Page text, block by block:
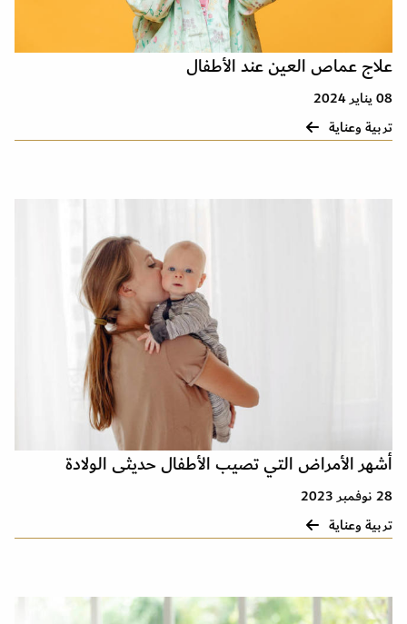
علاج عماص العين عند الأطفال
08 يناير 2024
تربية وعناية
أشهر الأمراض التي تصيب الأطفال حديثى الولادة
28 نوفمبر 2023
تربية وعناية